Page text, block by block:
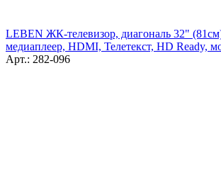
LEBEN ЖК-телевизор, диагональ 32"
медиаплеер, HDMI, Телетекст, HD Ready,
Арт.: 282-096